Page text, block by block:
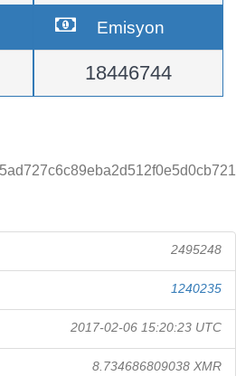
Emisyon
18446744
2495248
1240235
2017-02-06 15:20:23 UTC
8.734686809038 XMR